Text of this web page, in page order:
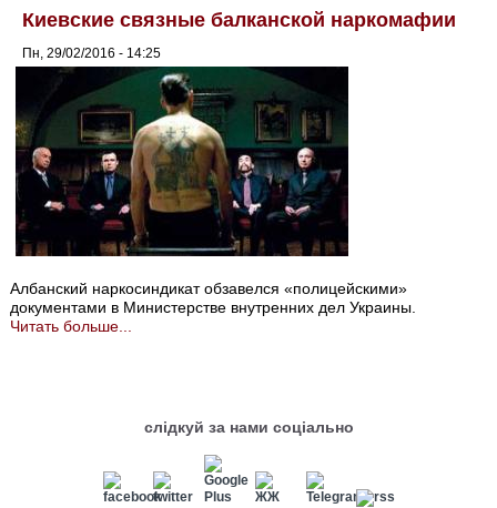
Киевские связные балканской наркомафии
Пн, 29/02/2016 - 14:25
Албанский наркосиндикат обзавелся «полицейскими»
документами в Министерстве внутренних дел Украины.
Читать больше...
слідкуй за нами соціально